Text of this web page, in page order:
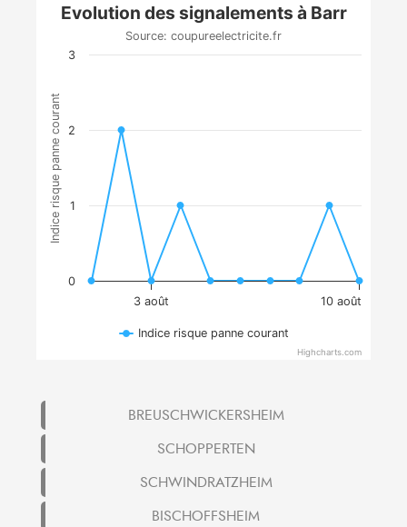
Indice risque panne courant
Evolution des signalements à Barr
Source: coupureelectricite.fr
3 août 10 août
0
1
2
3
Indice risque panne courant
Highcharts.com
BREUSCHWICKERSHEIM
SCHOPPERTEN
SCHWINDRATZHEIM
BISCHOFFSHEIM